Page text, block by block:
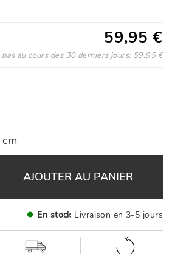
59,95 €
au cours des 30 derniers jours: 59,95 €
AJOUTER AU PANIER
En stock Livraison en 3-5 jours